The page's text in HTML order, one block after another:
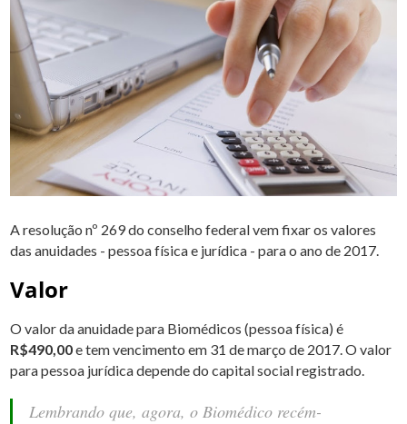
A resolução nº 269 do conselho federal vem fixar os valores
das anuidades - pessoa física e jurídica - para o ano de 2017.
Valor
O valor da anuidade para Biomédicos (pessoa física) é
R$490,00e tem vencimento em 31 de março de 2017. O valor
para pessoa jurídica depende do capital social registrado.
Lembrando que, agora, o Biomédico recém-